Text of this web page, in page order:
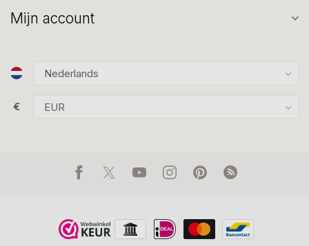
Mijn account
€